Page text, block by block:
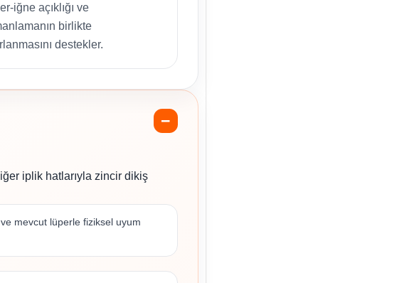
iğne açıklığı ve
birlikte
destekler.
iplik hatlarıyla zincir dikiş
mevcut lüperle fiziksel uyum